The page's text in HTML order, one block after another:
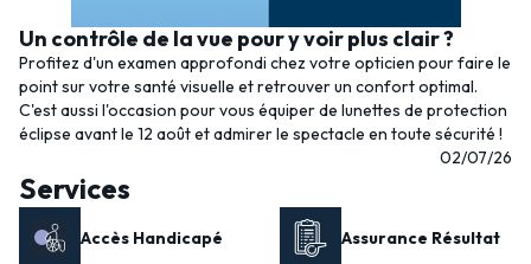
Un contrôle de la vue pour y voir plus clair ?
Profitez d'un examen approfondi chez votre opticien pour faire le
point sur votre santé visuelle et retrouver un confort optimal.
C'est aussi l'occasion pour vous équiper de lunettes de protection
éclipse avant le 12 août et admirer le spectacle en toute sécurité !
02/07/26
Services
Accès Handicapé Assurance Résultat